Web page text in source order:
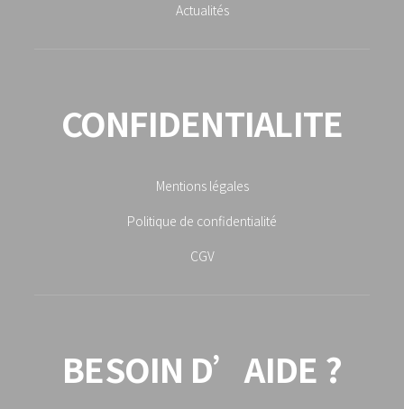
Actualités
CONFIDENTIALITE
Mentions légales
Politique de confidentialité
CGV
BESOIN D’AIDE ?